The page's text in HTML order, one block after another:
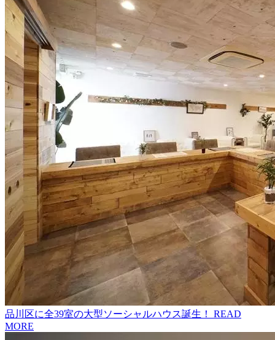
品川区に全39室の大型ソーシャルハウス誕生！
READ
MORE